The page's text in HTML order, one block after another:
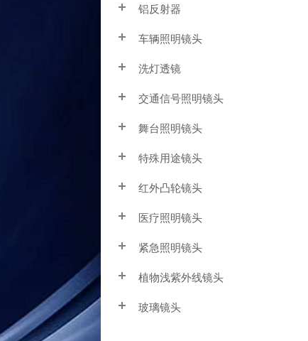
铝反射器
车辆照明镜头
洗灯透镜
交通信号照明镜头
舞台照明镜头
特殊用途镜头
红外凸轮镜头
医疗照明镜头
紧急照明镜头
植物浅紫外线镜头
玻璃镜头